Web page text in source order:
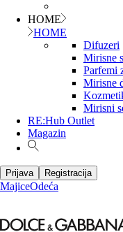
HOME
HOME
Difuzeri
Mirisne
Parfemi
Mirisne
Mirisni
RE:Hub Outlet
Magazin
Prijava Registracija
MajiceOdeća